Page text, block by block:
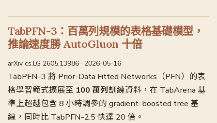
TabPFN-3：百萬列規模的表格基礎模型，
推論速度勝 AutoGluon 十倍
arXiv cs.LG 2605.13986 · 2026-05-16
TabPFN-3 將 Prior-Data Fitted Networks（PFN）的表
格學習範式擴展至 100 萬列訓練資料，在 TabArena 基
準上超越包含 8 小時調參的 gradient-boosted tree 基
線，同時比 TabPFN-2.5 快達 20 倍。